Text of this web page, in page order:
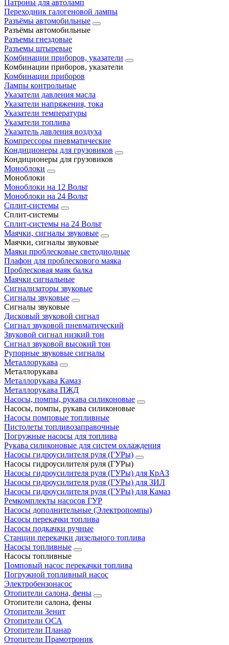
Патроны для автоламп
Переходник галогеновой лампы
Разъёмы автомобильные
Разъёмы автомобильные
Разъемы гнездовые
Разъемы штыревые
Комбинации приборов, указатели
Комбинации приборов, указатели
Комбинации приборов
Лампы контрольные
Указатели давления масла
Указатели напряжения, тока
Указатели температуры
Указатели топлива
Указатель давления воздуха
Компрессоры пневматические
Кондиционеры для грузовиков
Кондиционеры для грузовиков
Моноблоки
Моноблоки
Моноблоки на 12 Вольт
Моноблоки на 24 Вольт
Сплит-системы
Сплит-системы
Сплит‑системы на 24 Вольт
Маячки, сигналы звуковые
Маячки, сигналы звуковые
Маяки проблесковые светодиодные
Плафон для проблескового маяка
Проблесковая маяк балка
Маячки сигнальные
Сигнализаторы звуковые
Сигналы звуковые
Сигналы звуковые
Дисковый звуковой сигнал
Сигнал звуковой пневматический
Звуковой сигнал низкий тон
Сигнал звуковой высокий тон
Рупорные звуковые сигналы
Металлорукава
Металлорукава
Металлорукава Камаз
Металлорукава ПЖД
Насосы, помпы, рукава силиконовые
Насосы, помпы, рукава силиконовые
Насосы помповые топливные
Пистолеты топливозаправочные
Погружные насосы для топлива
Рукава силиконовые для систем охлаждения
Насосы гидроусилителя руля (ГУРы)
Насосы гидроусилителя руля (ГУРы)
Насосы гидроусилителя руля (ГУРы) для КрАЗ
Насосы гидроусилителя руля (ГУРы) для ЗИЛ
Насосы гидроусилителя руля (ГУРы) для Камаз
Ремкомплекты насосов ГУР
Насосы дополнительные (Электропомпы)
Насосы перекачки топлива
Насосы подкачки ручные
Станции перекачки дизельного топлива
Насосы топливные
Насосы топливные
Помповый насос перекачки топлива
Погружной топливный насос
Электробензонасос
Отопители салона, фены
Отопители салона, фены
Отопители Зенит
Отопители ОСА
Отопители Планар
Отопители Прамотроник